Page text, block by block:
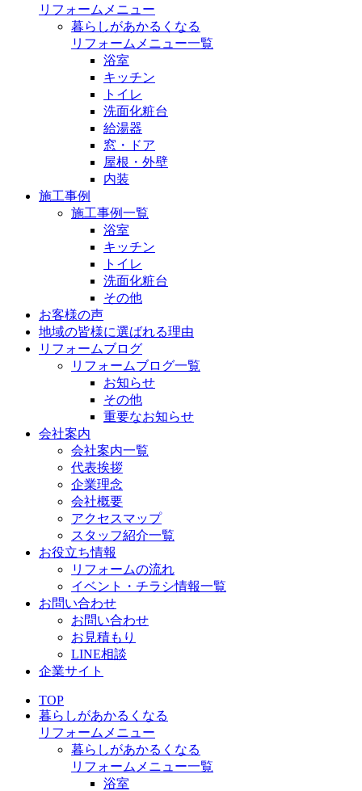
リフォームメニュー
暮らしがあかるくなる
リフォームメニュー一覧
浴室
キッチン
トイレ
洗面化粧台
給湯器
窓・ドア
屋根・外壁
内装
施工事例
施工事例一覧
浴室
キッチン
トイレ
洗面化粧台
その他
お客様の声
地域の皆様に選ばれる理由
リフォームブログ
リフォームブログ一覧
お知らせ
その他
重要なお知らせ
会社案内
会社案内一覧
代表挨拶
企業理念
会社概要
アクセスマップ
スタッフ紹介一覧
お役立ち情報
リフォームの流れ
イベント・チラシ情報一覧
お問い合わせ
お問い合わせ
お見積もり
LINE相談
企業サイト
TOP
暮らしがあかるくなる
リフォームメニュー
暮らしがあかるくなる
リフォームメニュー一覧
浴室